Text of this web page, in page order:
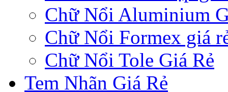
Chữ Nổi Aluminium
Chữ Nổi Formex giá
Chữ Nổi Tole Giá Rẻ
Tem Nhãn Giá Rẻ